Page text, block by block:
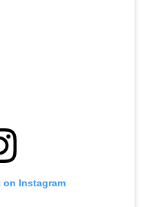
Instagram